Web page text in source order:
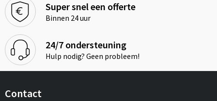
Super snel een offerte
Binnen 24 uur
24/7 ondersteuning
Hulp nodig? Geen probleem!
Contact